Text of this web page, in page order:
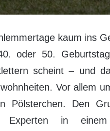
kaum ins
oder 50.
scheint – und
Vor allem
Pölsterchen. Den
Experten in einem